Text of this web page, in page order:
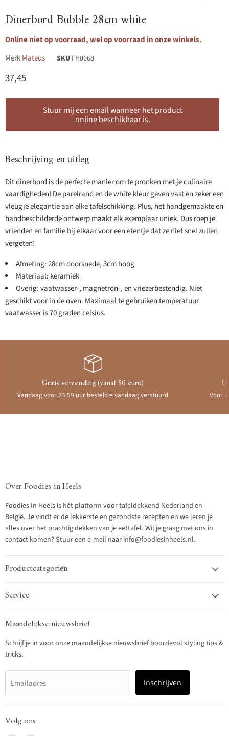
Dinerbord Bubble 28cm white
Online niet op voorraad, wel op voorraad in onze winkels.
MerkMateus SKU FH0668
Huidige prijs
37,45
Stuur mij een email wanneer het product
online beschikbaar is.
Beschrijving en uitleg
Dit dinerbord is de perfecte manier om te pronken met je culinaire
vaardigheden! De parelrand en de white kleur geven vast en zeker een
vleugje elegantie aan elke tafelschikking. Plus, het handgemaakte en
handbeschilderde ontwerp maakt elk exemplaar uniek. Dus roep je
vrienden en familie bij elkaar voor een etentje dat ze niet snel zullen
vergeten!
Afmeting: 28cm doorsnede, 3cm hoog
Materiaal: keramiek
Overig: vaatwasser-, magnetron-, en vriezerbestendig. Niet
geschikt voor in de oven. Maximaal te gebruiken temperatuur
vaatwasser is 70 graden celsius.
Gratis verzending (vanaf 50 euro)
Vandaag voor 23.59 uur besteld = vandaag verstuurd Voor
Over Foodies in Heels
Foodies In Heels is hét platform voor tafeldekkend Nederland en
België. Je vindt er de lekkerste en gezondste recepten en we leren je
alles over het prachtig dekken van je eettafel. Wil je graag met ons in
contact komen? Stuur een e-mail naar info@foodiesinheels.nl.
Productcategoriën
Service
Maandelijkse nieuwsbrief
Schrijf je in voor onze maandelijkse nieuwsbrief boordevol styling tips &
tricks.
Emailadres Inschrijven
Volg ons